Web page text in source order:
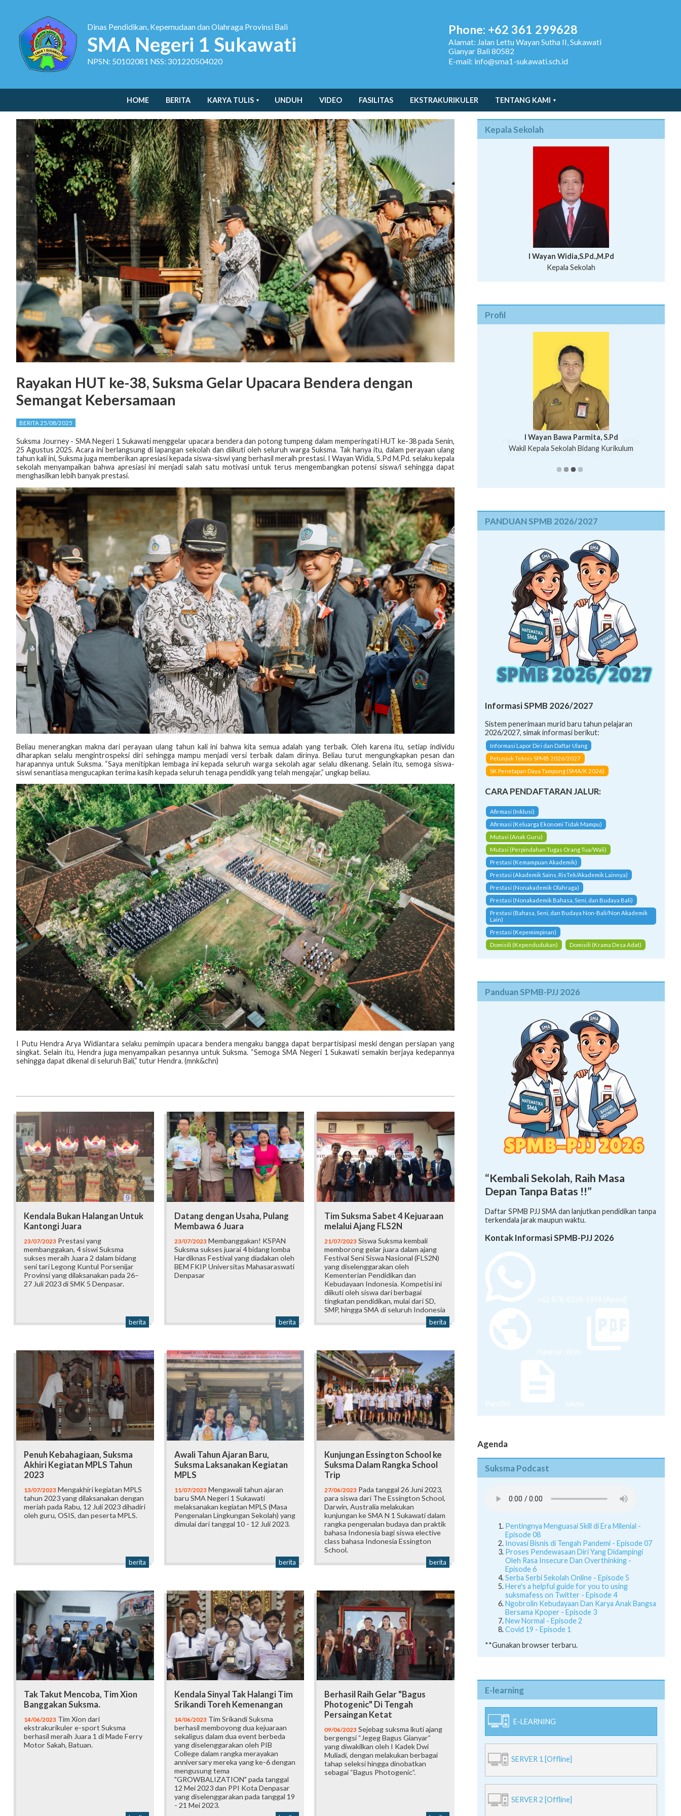
Dinas Pendidikan, Kepemudaan dan Olahraga Provinsi Bali
SMA Negeri 1 Sukawati
NPSN: 50102081 NSS: 301220504020
Phone: +62 361 299628
Alamat: Jalan Lettu Wayan Sutha II, Sukawati
Gianyar Bali 80582
E-mail: info@sma1-sukawati.sch.id
HOME BERITA KARYA TULIS UNDUH VIDEO FASILITAS EKSTRAKURIKULER TENTANG KAMI
Rayakan HUT ke-38, Suksma Gelar Upacara Bendera dengan
Semangat Kebersamaan
BERITA 25/08/2025
Suksma Journey - SMA Negeri 1 Sukawati menggelar upacara bendera dan potong tumpeng dalam memperingati HUT ke-38 pada Senin,
25 Agustus 2025. Acara ini berlangsung di lapangan sekolah dan diikuti oleh seluruh warga Suksma. Tak hanya itu, dalam perayaan ulang
tahun kali ini, Suksma juga memberikan apresiasi kepada siswa-siswi yang berhasil meraih prestasi. I Wayan Widia, S.Pd M.Pd. selaku kepala
sekolah menyampaikan bahwa apresiasi ini menjadi salah satu motivasi untuk terus mengembangkan potensi siswa/i sehingga dapat
menghasilkan lebih banyak prestasi.
Beliau menerangkan makna dari perayaan ulang tahun kali ini bahwa kita semua adalah yang terbaik. Oleh karena itu, setiap individu
diharapkan selalu mengintrospeksi diri sehingga mampu menjadi versi terbaik dalam dirinya. Beliau turut mengungkapkan pesan dan
harapannya untuk Suksma. “Saya menitipkan lembaga ini kepada seluruh warga sekolah agar selalu dikenang. Selain itu, semoga siswa-
siswi senantiasa mengucapkan terima kasih kepada seluruh tenaga pendidik yang telah mengajar,” ungkap beliau.
I Putu Hendra Arya Widiantara selaku pemimpin upacara bendera mengaku bangga dapat berpartisipasi meski dengan persiapan yang
singkat. Selain itu, Hendra juga menyampaikan pesannya untuk Suksma. “Semoga SMA Negeri 1 Sukawati semakin berjaya kedepannya
sehingga dapat dikenal di seluruh Bali,” tutur Hendra. (mnk&chn)
Kendala Bukan Halangan Untuk
Kantongi Juara
23/07/2023 Prestasi yang
membanggakan, 4 siswi Suksma
sukses meraih Juara 2 dalam bidang
seni tari Legong Kuntul Porsenijar
Provinsi yang dilaksanakan pada 26–
27 Juli 2023 di SMK 5 Denpasar.
berita
Datang dengan Usaha, Pulang
Membawa 6 Juara
23/07/2023 Membanggakan! KSPAN
Suksma sukses juarai 4 bidang lomba
Hardiknas Festival yang diadakan oleh
BEM FKIP Universitas Mahasaraswati
Denpasar
berita
Tim Suksma Sabet 4 Kejuaraan
melalui Ajang FLS2N
21/07/2023 Siswa Suksma kembali
memborong gelar juara dalam ajang
Festival Seni Siswa Nasional (FLS2N)
yang diselenggarakan oleh
Kementerian Pendidikan dan
Kebudayaan Indonesia. Kompetisi ini
diikuti oleh siswa dari berbagai
tingkatan pendidikan, mulai dari SD,
SMP, hingga SMA di seluruh Indonesia
berita
Penuh Kebahagiaan, Suksma
Akhiri Kegiatan MPLS Tahun
2023
13/07/2023 Mengakhiri kegiatan MPLS
tahun 2023 yang dilaksanakan dengan
meriah pada Rabu, 12 Juli 2023 dihadiri
oleh guru, OSIS, dan peserta MPLS.
berita
Awali Tahun Ajaran Baru,
Suksma Laksanakan Kegiatan
MPLS
11/07/2023 Mengawali tahun ajaran
baru SMA Negeri 1 Sukawati
melaksanakan kegiatan MPLS (Masa
Pengenalan Lingkungan Sekolah) yang
dimulai dari tanggal 10 - 12 Juli 2023.
berita
Kunjungan Essington School ke
Suksma Dalam Rangka School
Trip
27/06/2023 Pada tanggal 26 Juni 2023,
para siswa dari The Essington School,
Darwin, Australia melakukan
kunjungan ke SMA N 1 Sukawati dalam
rangka pengenalan budaya dan praktik
bahasa Indonesia bagi siswa elective
class bahasa Indonesia Essington
School.
berita
Tak Takut Mencoba, Tim Xion
Banggakan Suksma.
14/06/2023 Tim Xion dari
ekstrakurikuler e-sport Suksma
berhasil meraih Juara 1 di Made Ferry
Motor Sakah, Batuan.
Kendala Sinyal Tak Halangi Tim
Srikandi Toreh Kemenangan
14/06/2023 Tim Srikandi Suksma
berhasil memboyong dua kejuaraan
sekaligus dalam dua event berbeda
yang diselenggarakan oleh PIB
College dalam rangka merayakan
anniversary mereka yang ke-6 dengan
mengusung tema
"GROWBALIZATION" pada tanggal
12 Mei 2023 dan PPI Kota Denpasar
yang diselenggarakan pada tanggal 19
- 21 Mei 2023.
Berhasil Raih Gelar "Bagus
Photogenic" Di Tengah
Persaingan Ketat
09/06/2023 Sejebag suksma ikuti ajang
bergengsi “Jegeg Bagus Gianyar”
yang diwakilkan oleh I Kadek Dwi
Muliadi, dengan melakukan berbagai
tahap seleksi hingga dinobatkan
sebagai “Bagus Photogenic”.
Kepala Sekolah
I Wayan Widia,S.Pd.,M.Pd
Kepala Sekolah
Profil
Putu Suhartana, S.Pd.
I Wayan Bawa Parmita, S.Pd
I Wayan Gede Aditya Pratita, S.Pd., M.Sn
Wakil Kepala Sekolah Bidang Kesiswaan
Ni Wayan Nopi Sutantri, S.Pd.
PANDUAN SPMB 2026/2027
Informasi SPMB 2026/2027
Sistem penerimaan murid baru tahun pelajaran
2026/2027, simak informasi berikut:
Informasi Lapor Diri dan Daftar Ulang
Petunjuk Teknis SPMB 2026/2027
SK Penetapan Daya Tampung (SMA/K 2026)
CARA PENDAFTARAN JALUR:
Afirmasi (Inklusi)
Afirmasi (Keluarga Ekonomi Tidak Mampu)
Mutasi (Anak Guru)
Mutasi (Perpindahan Tugas Orang Tua/Wali)
Prestasi (Kemampuan Akademik)
Prestasi (Akademik Sains, RisTek/Akademik Lainnya)
Prestasi (Nonakademik Olahraga)
Prestasi (Nonakademik Bahasa, Seni, dan Budaya Bali)
Prestasi (Bahasa, Seni, dan Budaya Non-Bali/Non Akademik
Lain)
Prestasi (Kepemimpinan)
Domisili (Kependudukan)
Domisili (Krama Desa Adat)
Panduan SPMB-PJJ 2026
“Kembali Sekolah, Raih Masa
Depan Tanpa Batas !!”
Daftar SPMB PJJ SMA dan lanjutkan pendidikan tanpa
terkendala jarak maupun waktu.
Kontak Informasi SPMB-PJJ 2026
+62 878-8528-5958 (Ayumi)
Halaman Web
Pamflet Juknis
Agenda
Suksma Podcast
Pentingnya Menguasai Skill di Era Milenial -
Episode 08
Inovasi Bisnis di Tengah Pandemi - Episode 07
Proses Pendewasaan Diri Yang Didampingi
Oleh Rasa Insecure Dan Overthinking -
Episode 6
Serba Serbi Sekolah Online - Episode 5
Here's a helpful guide for you to using
suksmafess on Twitter - Episode 4
Ngobrolin Kebudayaan Dan Karya Anak Bangsa
Bersama Kpoper - Episode 3
New Normal - Episode 2
Covid 19 - Episode 1
**Gunakan browser terbaru.
E-learning
E-LEARNING
SERVER 1 [Offline]
SERVER 2 [Offline]